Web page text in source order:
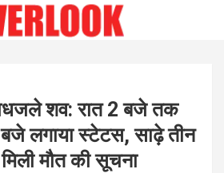
शव: रात 2 बजे तक
लगाया स्टेटस, साढ़े तीन
मौत की सूचना